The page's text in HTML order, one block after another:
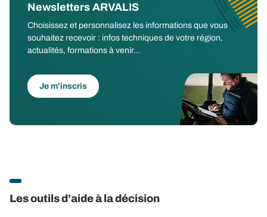
Newsletters ARVALIS
Choisissez et personnalisez les informations que vous
souhaitez recevoir : infos techniques de votre région,
actualités, formations à venir...
Je m'inscris
Les outils d’aide à la décision